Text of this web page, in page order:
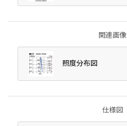
関連画像
照度分布図
仕様図